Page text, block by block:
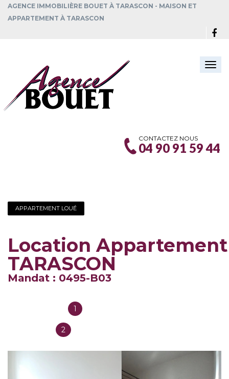
AGENCE IMMOBILIÈRE BOUET À TARASCON - MAISON ET
APPARTEMENT À TARASCON
CONTACTEZ NOUS
04 90 91 59 44
APPARTEMENT LOUÉ
Location Appartement
TARASCON
Mandat : 0495-B03
1
2